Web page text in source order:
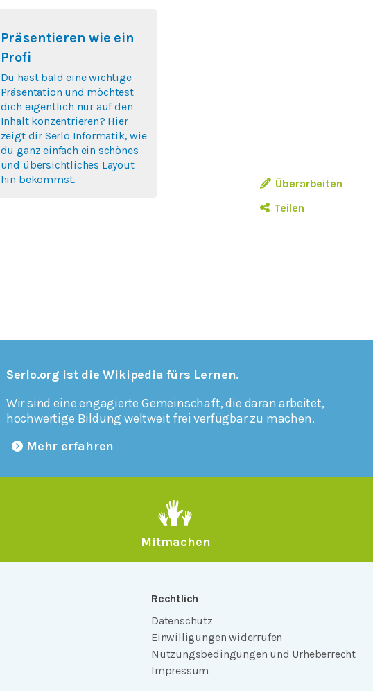
Überarbeiten
Teilen
Präsentieren wie ein
Profi
Du hast bald eine wichtige
Präsentation und möchtest
dich eigentlich nur auf den
Inhalt konzentrieren? Hier
zeigt dir Serlo Informatik, wie
du ganz einfach ein schönes
und übersichtliches Layout
hin bekommst.
Serlo.org ist die Wikipedia fürs Lernen.
Wir sind eine engagierte Gemeinschaft, die daran arbeitet,
hochwertige Bildung weltweit frei verfügbar zu machen.
Mehr erfahren
Mitmachen
Rechtlich
Datenschutz
Einwilligungen widerrufen
Nutzungsbedingungen und Urheberrecht
Impressum